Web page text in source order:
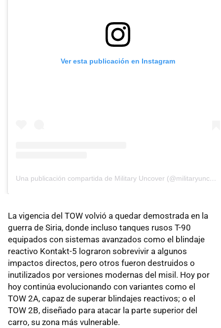
Ver esta publicación en Instagram
Una publicación compartida de Military Uncover (@militaryuncover)
La vigencia del TOW volvió a quedar demostrada en la
guerra de Siria, donde incluso tanques rusos T-90
equipados con sistemas avanzados como el blindaje
reactivo Kontakt-5 lograron sobrevivir a algunos
impactos directos, pero otros fueron destruidos o
inutilizados por versiones modernas del misil. Hoy por
hoy continúa evolucionando con variantes como el
TOW 2A, capaz de superar blindajes reactivos; o el
TOW 2B, diseñado para atacar la parte superior del
carro, su zona más vulnerable.